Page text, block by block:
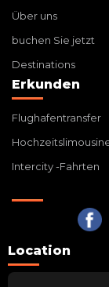
Über uns
buchen Sie jetzt
Destinations
Erkunden
Flughafentransfer
Intercity -Fahrten
Location